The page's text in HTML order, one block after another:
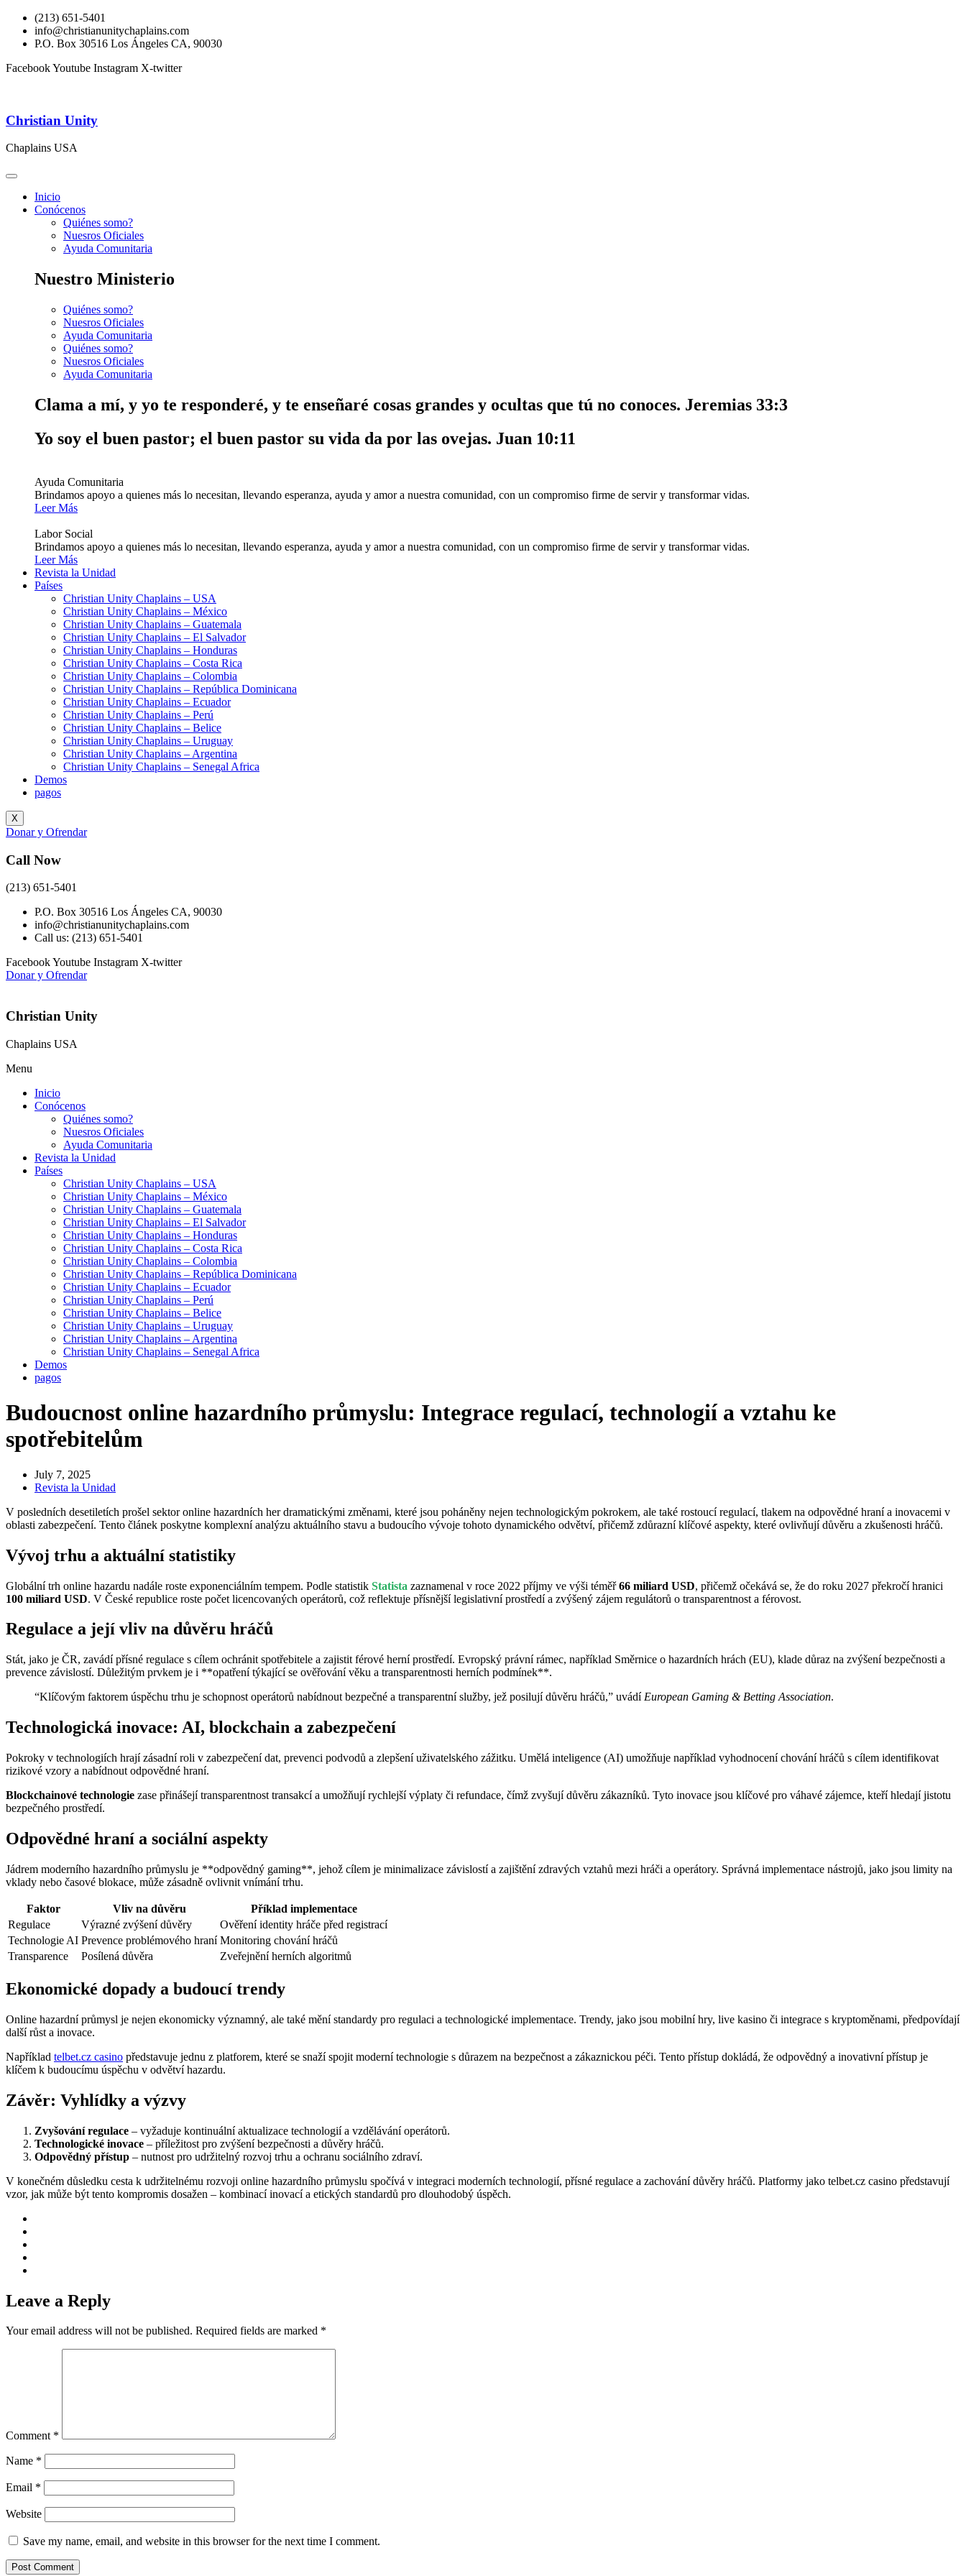
(213) 651-5401
info@christianunitychaplains.com
P.O. Box 30516 Los Ángeles CA, 90030
FacebookYoutube Instagram X-twitter
Christian Unity
Chaplains USA
Inicio
Conócenos
Quiénes somo?
Nuesros Oficiales
Ayuda Comunitaria
Nuestro Ministerio
Quiénes somo?
Nuesros Oficiales
Ayuda Comunitaria
Quiénes somo?
Nuesros Oficiales
Ayuda Comunitaria
Clama a mí, y yo te responderé, y te enseñaré cosas grandes y ocultas que tú no conoces. Jeremias 33:3
Yo soy el buen pastor; el buen pastor su vida da por las ovejas. Juan 10:11
Ayuda Comunitaria
Brindamos apoyo a quienes más lo necesitan, llevando esperanza, ayuda y amor a nuestra comunidad, con un compromiso firme de servir y transformar vidas.
Leer Más
Labor Social
Brindamos apoyo a quienes más lo necesitan, llevando esperanza, ayuda y amor a nuestra comunidad, con un compromiso firme de servir y transformar vidas.
Leer Más
Revista la Unidad
Países
Christian Unity Chaplains – USA
Christian Unity Chaplains – México
Christian Unity Chaplains – Guatemala
Christian Unity Chaplains – El Salvador
Christian Unity Chaplains – Honduras
Christian Unity Chaplains – Costa Rica
Christian Unity Chaplains – Colombia
Christian Unity Chaplains – República Dominicana
Christian Unity Chaplains – Ecuador
Christian Unity Chaplains – Perú
Christian Unity Chaplains – Belice
Christian Unity Chaplains – Uruguay
Christian Unity Chaplains – Argentina
Christian Unity Chaplains – Senegal Africa
Demos
pagos
X
Donar y Ofrendar
Call Now
(213) 651-5401
P.O. Box 30516 Los Ángeles CA, 90030
info@christianunitychaplains.com
Call us: (213) 651-5401
FacebookYoutube Instagram X-twitter
Donar y Ofrendar
Christian Unity
Chaplains USA
Menu
Inicio
Conócenos
Quiénes somo?
Nuesros Oficiales
Ayuda Comunitaria
Revista la Unidad
Países
Christian Unity Chaplains – USA
Christian Unity Chaplains – México
Christian Unity Chaplains – Guatemala
Christian Unity Chaplains – El Salvador
Christian Unity Chaplains – Honduras
Christian Unity Chaplains – Costa Rica
Christian Unity Chaplains – Colombia
Christian Unity Chaplains – República Dominicana
Christian Unity Chaplains – Ecuador
Christian Unity Chaplains – Perú
Christian Unity Chaplains – Belice
Christian Unity Chaplains – Uruguay
Christian Unity Chaplains – Argentina
Christian Unity Chaplains – Senegal Africa
Demos
pagos
Budoucnost online hazardního průmyslu: Integrace regulací, technologií a vztahu ke
spotřebitelům
July 7, 2025
Revista la Unidad
V posledních desetiletích prošel sektor online hazardních her dramatickými změnami, které jsou poháněny nejen technologickým pokrokem, ale také rostoucí regulací, tlakem na odpovědné hraní a inovacemi v
oblasti zabezpečení. Tento článek poskytne komplexní analýzu aktuálního stavu a budoucího vývoje tohoto dynamického odvětví, přičemž zdůrazní klíčové aspekty, které ovlivňují důvěru a zkušenosti hráčů.
Vývoj trhu a aktuální statistiky
Globální trh online hazardu nadále roste exponenciálním tempem. Podle statistik Statista zaznamenal v roce 2022 příjmy ve výši téměř66 miliard USD, přičemž očekává se, že do roku 2027 překročí hranici
100 miliard USD. V České republice roste počet licencovaných operátorů, což reflektuje přísnější legislativní prostředí a zvýšený zájem regulátorů o transparentnost a férovost.
Regulace a její vliv na důvěru hráčů
Stát, jako je ČR, zavádí přísné regulace s cílem ochránit spotřebitele a zajistit férové herní prostředí. Evropský právní rámec, například Směrnice o hazardních hrách (EU), klade důraz na zvýšení bezpečnosti a
prevence závislostí. Důležitým prvkem je i **opatření týkající se ověřování věku a transparentnosti herních podmínek**.
“Klíčovým faktorem úspěchu trhu je schopnost operátorů nabídnout bezpečné a transparentní služby, jež posilují důvěru hráčů,” uvádí European Gaming & Betting Association.
Technologická inovace: AI, blockchain a zabezpečení
Pokroky v technologiích hrají zásadní roli v zabezpečení dat, prevenci podvodů a zlepšení uživatelského zážitku. Umělá inteligence (AI) umožňuje například vyhodnocení chování hráčů s cílem identifikovat
rizikové vzory a nabídnout odpovědné hraní.
Blockchainové technologie zase přinášejí transparentnost transakcí a umožňují rychlejší výplaty či refundace, čímž zvyšují důvěru zákazníků. Tyto inovace jsou klíčové pro váhavé zájemce, kteří hledají jistotu
bezpečného prostředí.
Odpovědné hraní a sociální aspekty
Jádrem moderního hazardního průmyslu je **odpovědný gaming**, jehož cílem je minimalizace závislostí a zajištění zdravých vztahů mezi hráči a operátory. Správná implementace nástrojů, jako jsou limity na
vklady nebo časové blokace, může zásadně ovlivnit vnímání trhu.
Faktor Vliv na důvěru
Příklad implementace
Regulace
Výrazné zvýšení důvěry
Ověření identity hráče před registrací
Technologie AI Prevence problémového hraní Monitoring chování hráčů
Transparence
Posílená důvěra Zveřejnění herních algoritmů
Ekonomické dopady a budoucí trendy
Online hazardní průmysl je nejen ekonomicky významný, ale také mění standardy pro regulaci a technologické implementace. Trendy, jako jsou mobilní hry, live kasino či integrace s kryptoměnami, předpovídají
další růst a inovace.
Například telbet.cz casino představuje jednu z platforem, které se snaží spojit moderní technologie s důrazem na bezpečnost a zákaznickou péči. Tento přístup dokládá, že odpovědný a inovativní přístup je
klíčem k budoucímu úspěchu v odvětví hazardu.
Závěr: Vyhlídky a výzvy
Zvyšování regulace – vyžaduje kontinuální aktualizace technologií a vzdělávání operátorů.
Technologické inovace – příležitost pro zvýšení bezpečnosti a důvěry hráčů.
Odpovědný přístup – nutnost pro udržitelný rozvoj trhu a ochranu sociálního zdraví.
V konečném důsledku cesta k udržitelnému rozvoji online hazardního průmyslu spočívá v integraci moderních technologií, přísné regulace a zachování důvěry hráčů. Platformy jako telbet.cz casino představují
vzor, jak může být tento kompromis dosažen – kombinací inovací a etických standardů pro dlouhodobý úspěch.
Leave a Reply
Your email address will not be published. Required fields are marked *
Comment *
Name *
Email *
Website
Save my name, email, and website in this browser for the next time I comment.